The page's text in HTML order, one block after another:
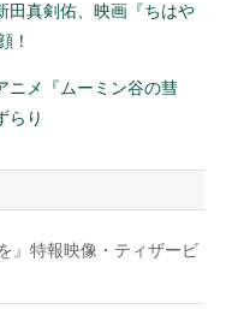
田真剣佑、映画『ちはや
！
ニメ『ムーミン谷の彗
らり
』特報映像・ティザービ